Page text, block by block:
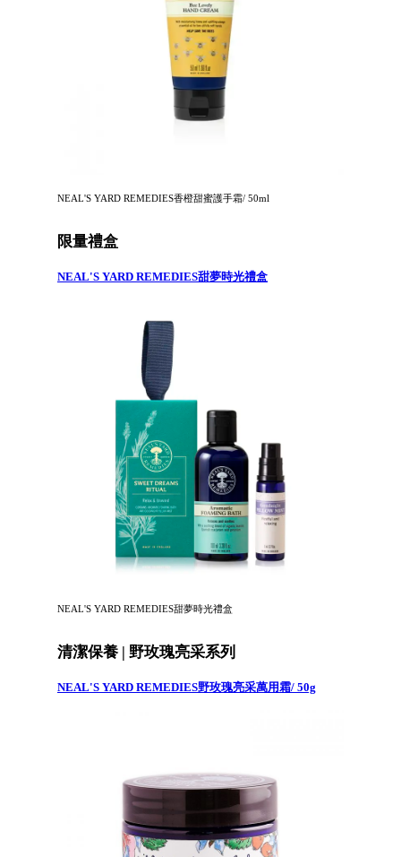
NEAL'S YARD REMEDIES香橙甜蜜護手霜/ 50ml
限量禮盒
NEAL'S YARD REMEDIES甜夢時光禮盒
NEAL'S YARD REMEDIES甜夢時光禮盒
清潔保養 | 野玫瑰亮采系列
NEAL'S YARD REMEDIES野玫瑰亮采萬用霜/ 50g